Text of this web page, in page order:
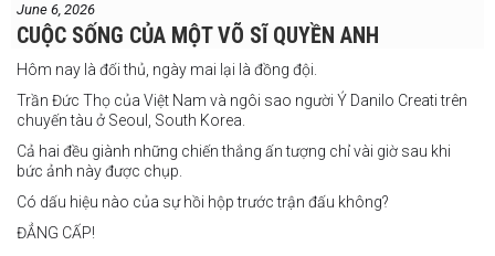
thắng. Sau trận đấu này, tôi cũng đã có
một trận đấu khác được lên lịch tại
Philippines
June 6, 2026
CUỘC SỐNG CỦA MỘT VÕ SĨ QUYỀN ANH
Hôm nay là đối thủ, ngày mai lại là đồng đội.
Trần Đức Thọ của Việt Nam và ngôi sao người Ý Danilo Creati trên
chuyến tàu ở Seoul, South Korea.
Cả hai đều giành những chiến thắng ấn tượng chỉ vài giờ sau khi
bức ảnh này được chụp.
Có dấu hiệu nào của sự hồi hộp trước trận đấu không?
ĐẲNG CẤP!